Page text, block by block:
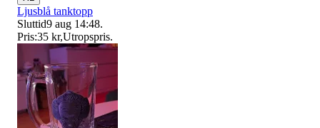
Ljusblå tanktopp
Sluttid9 aug 14:48.
Pris:35 kr,Utropspris.